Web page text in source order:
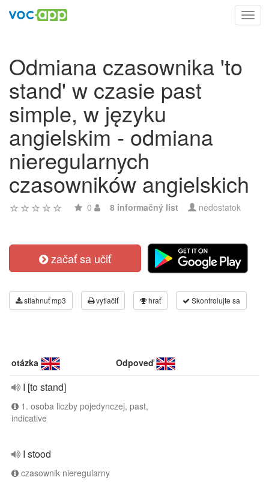
Odmiana czasownika 'to
stand' w czasie past
simple, w języku
angielskim - odmiana
nieregularnych
czasowników angielskich
0 8 informačný list nedostatok
začať sa učiť
stiahnuť mp3 vytlačiť hrať Skontrolujte sa
otázka Odpoveď
I [to stand]
1. osoba liczby pojedynczej, past,
indicative
I stood
czasownik nieregularny